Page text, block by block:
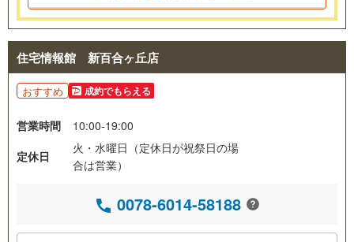
住宅情報館 新百合ヶ丘店
おすすめ 成約でもらえる
営業時間
10:00-19:00
定休日
火・水曜日（定休日が祝祭日の場
合は営業）
0078-6014-58188